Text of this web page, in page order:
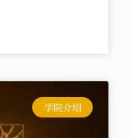
学院介绍